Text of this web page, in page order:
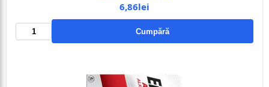
6,86lei
Cumpără